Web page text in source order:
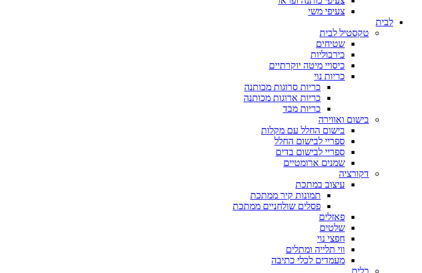
צעיפי משי
לבית
טקסטיל לבית
שטיחים
כירבוליות
כיסויי מיטה יוקרתיים
כריות נוי
כריות סרוגות מכותנה
כריות ארוגות מכותנה
כריות מבד
בישום ואווירה
בישום החלל עם מקלות
ספריי לבישום החלל
ספריי לבישום בדים
שמנים ארומטיים
דקורציה
עיצוב במתכת
תמונות קיר ממתכת
פסלים שולחניים ממתכת
פאזלים
שלטים
חפצי נוי
ווי תלייה ומתלים
מעמדים לכלי כתיבה
כלים